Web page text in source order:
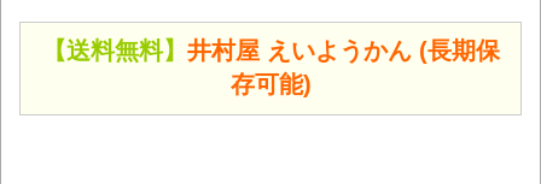
【送料無料】 井村屋 えいようかん (長期保
存可能)